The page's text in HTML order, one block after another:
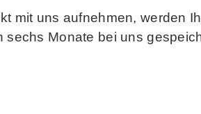
mit uns aufnehmen, werden
Monate bei uns